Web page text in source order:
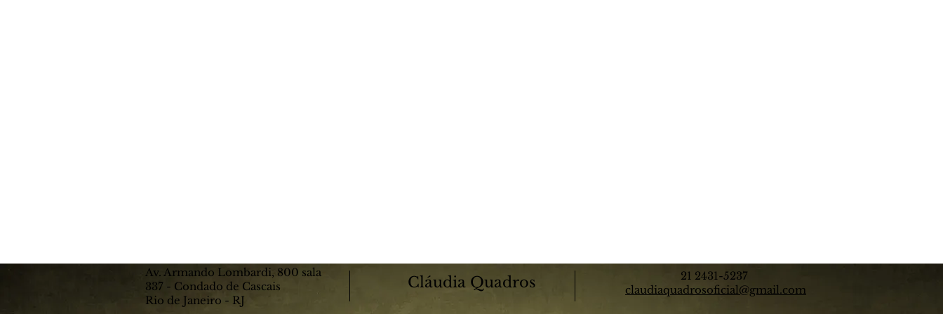
Av. Armando Lombardi, 800 sala
337 - Condado de Cascais
Rio de Janeiro - RJ
Cláudia Quadros
21 2431-5237
claudiaquadrosoficial@gmail.com